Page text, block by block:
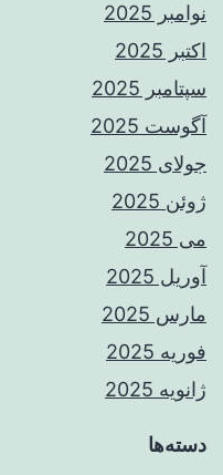
نوامبر 2025
اکتبر 2025
سپتامبر 2025
آگوست 2025
جولای 2025
ژوئن 2025
می 2025
آوریل 2025
مارس 2025
فوریه 2025
ژانویه 2025
دسته‌ها